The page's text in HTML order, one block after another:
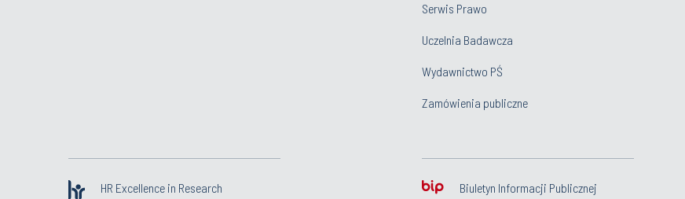
Serwis Prawo
Uczelnia Badawcza
Wydawnictwo PŚ
Zamówienia publiczne
HR Excellence in Research Biuletyn Informacji Publicznej